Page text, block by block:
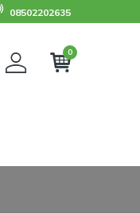
08502202635
0